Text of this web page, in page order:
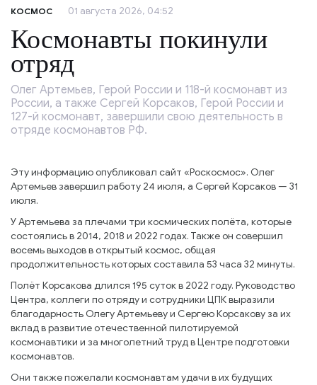
КОСМОС 01 августа 2026, 04:52
Космонавты покинули
отряд
Олег Артемьев, Герой России и 118-й космонавт из
России, а также Сергей Корсаков, Герой России и
127-й космонавт, завершили свою деятельность в
отряде космонавтов РФ.
Эту информацию опубликовал сайт «Роскосмос». Олег
Артемьев завершил работу 24 июля, а Сергей Корсаков — 31
июля.
У Артемьева за плечами три космических полёта, которые
состоялись в 2014, 2018 и 2022 годах. Также он совершил
восемь выходов в открытый космос, общая
продолжительность которых составила 53 часа 32 минуты.
Полёт Корсакова длился 195 суток в 2022 году. Руководство
Центра, коллеги по отряду и сотрудники ЦПК выразили
благодарность Олегу Артемьеву и Сергею Корсакову за их
вклад в развитие отечественной пилотируемой
космонавтики и за многолетний труд в Центре подготовки
космонавтов.
Они также пожелали космонавтам удачи в их будущих